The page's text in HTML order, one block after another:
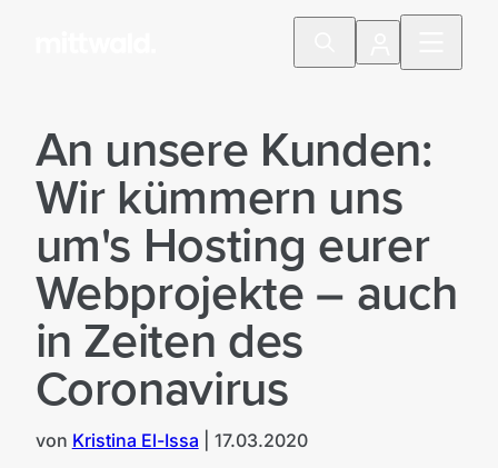
An unsere Kunden:
Wir kümmern uns
um's Hosting eurer
Webprojekte – auch
in Zeiten des
Coronavirus
von Kristina El-Issa 17.03.2020